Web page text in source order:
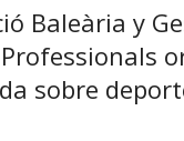
Baleària y
sobre